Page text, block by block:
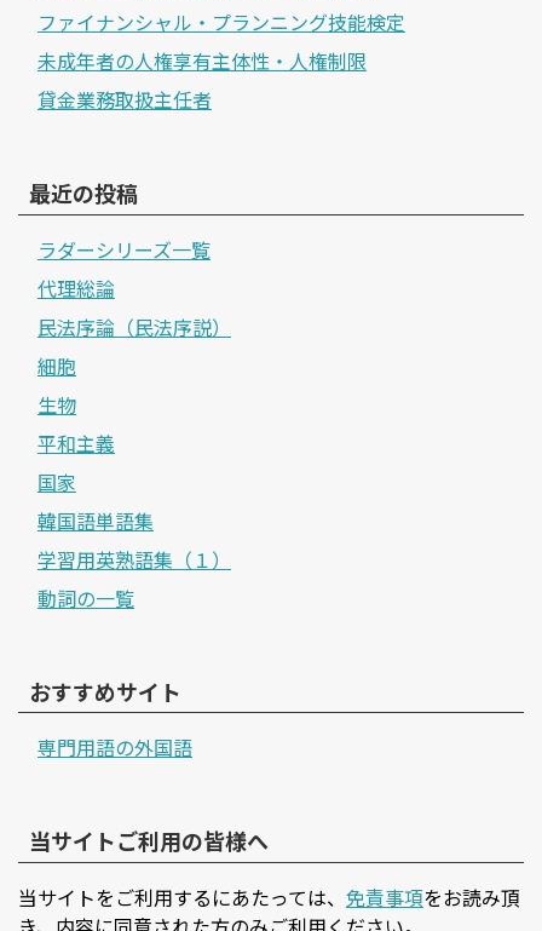
ファイナンシャル・プランニング技能検定
未成年者の人権享有主体性・人権制限
貸金業務取扱主任者
最近の投稿
ラダーシリーズ一覧
代理総論
民法序論（民法序説）
細胞
生物
平和主義
国家
韓国語単語集
学習用英熟語集（１）
動詞の一覧
おすすめサイト
専門用語の外国語
当サイトご利用の皆様へ
当サイトをご利用するにあたっては、 免責事項をお読み頂